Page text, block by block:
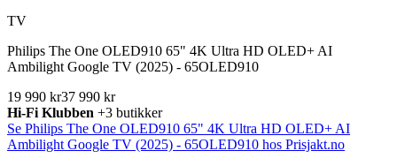
TV
Philips The One OLED910 65" 4K Ultra HD OLED+ AI
Ambilight Google TV (2025) - 65OLED910
19 990 kr37 990 kr
Hi-Fi Klubben +3 butikker
Se Philips The One OLED910 65" 4K Ultra HD OLED+ AI
Ambilight Google TV (2025) - 65OLED910 hos Prisjakt.no